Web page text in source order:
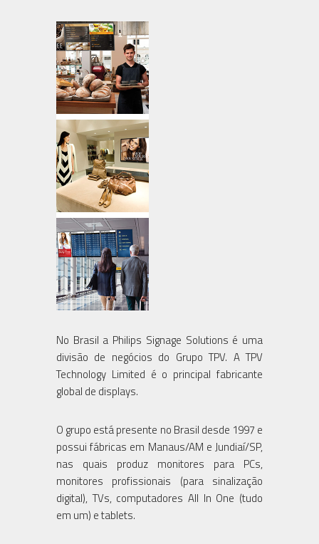
No Brasil a Philips Signage Solutions é uma
divisão de negócios do Grupo TPV. A TPV
Technology Limited é o principal fabricante
global de displays.
O grupo está presente no Brasil desde 1997 e
possui fábricas em Manaus/AM e Jundiaí/SP,
nas quais produz monitores para PCs,
monitores profissionais (para sinalização
digital), TVs, computadores All In One (tudo
em um) e tablets.